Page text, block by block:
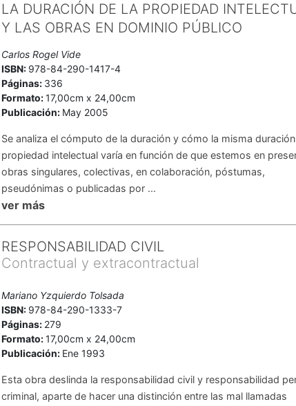
LA DURACIÓN DE LA PROPIEDAD
Y LAS OBRAS EN DOMINIO PÚBLICO
Carlos Rogel Vide
ISBN: 978-84-290-1417-4
Páginas: 336
Formato:17,00cm x 24,00cm
Publicación: May 2005
Se analiza el cómputo de la duración y cómo la misma
propiedad intelectual varía en función de que estemos en
obras singulares, colectivas, en colaboración, póstumas,
pseudónimas o publicadas por ...
ver más
RESPONSABILIDAD CIVIL
Contractual y extracontractual
Mariano Yzquierdo Tolsada
ISBN: 978-84-290-1333-7
Páginas: 279
Formato:17,00cm x 24,00cm
Publicación: Ene 1993
Esta obra deslinda la responsabilidad civil y responsabilidad
criminal, aparte de hacer una distinción entre las mal llamadas